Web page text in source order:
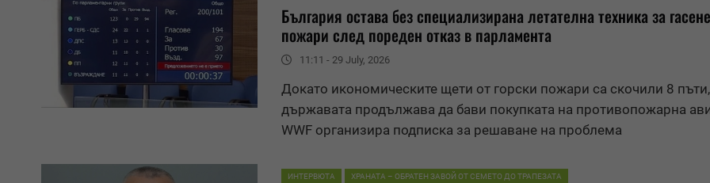
България остава без специализирана летателна техника за
пожари след пореден отказ в парламента
11:11 - 29 July, 2026
Докато икономическите щети от горски пожари са скочили 8 пъти,
държавата продължава да бави покупката на противопожарна
WWF организира подписка за решаване на проблема
ИНТЕРВЮТА ХРАНАТА – ОБРАТЕН ЗАВОЙ ОТ СЕМЕТО ДО ТРАПЕЗАТА